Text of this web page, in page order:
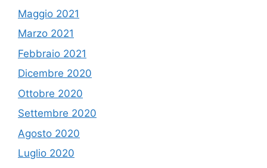
Maggio 2021
Marzo 2021
Febbraio 2021
Dicembre 2020
Ottobre 2020
Settembre 2020
Agosto 2020
Luglio 2020